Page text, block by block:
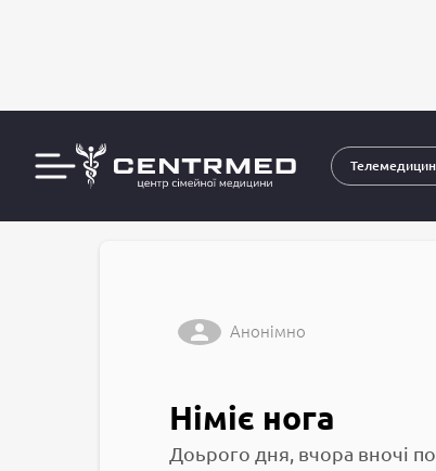
CENTRMED: Задай питання лікарю
Анонімно
Німіє нога
Доьрого дня, вчора вночі